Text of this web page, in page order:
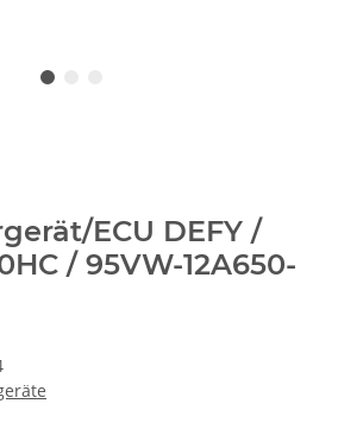
ECU DEFY /
/ 95VW-12A650-